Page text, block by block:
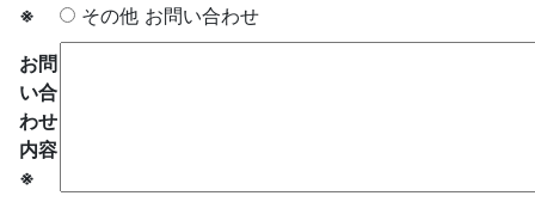
※
その他 お問い合わせ
お問
い合
わせ
内容
※